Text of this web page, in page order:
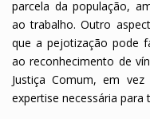
parcela da população,
ao trabalho. Outro
que a pejotização pode
ao reconhecimento de
Justiça Comum, em
expertise necessária para